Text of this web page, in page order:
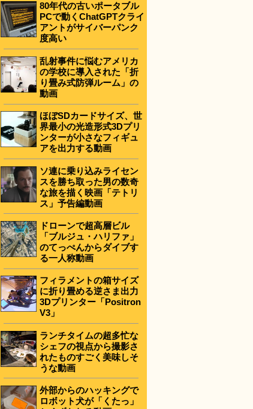
80年代の古いポータブル
PCで動くChatGPTクライ
アントがサイバーパンク
度高い
乱射事件に悩むアメリカ
の学校に導入された「折
り畳み式防弾ルーム」の
動画
ほぼSDカードサイズ、世
界最小の光造形式3Dプリ
ンターが小さなフィギュ
アを出力する動画
ソ連に乗り込みライセン
スを勝ち取った男の数奇
な旅を描く映画「テトリ
ス」予告編動画
ドローンで超高層ビル
「ブルジュ・ハリファ」
のてっぺんからダイブす
る一人称動画
フィラメントの箱サイズ
に折り畳める逆さま出力
3Dプリンター「Positron
V3」
ランチタイムの超多忙な
シェフの視点から撮影さ
れたものすごく美味しそ
うな動画
外部からのハッキングで
ロボット犬が「くたっ」